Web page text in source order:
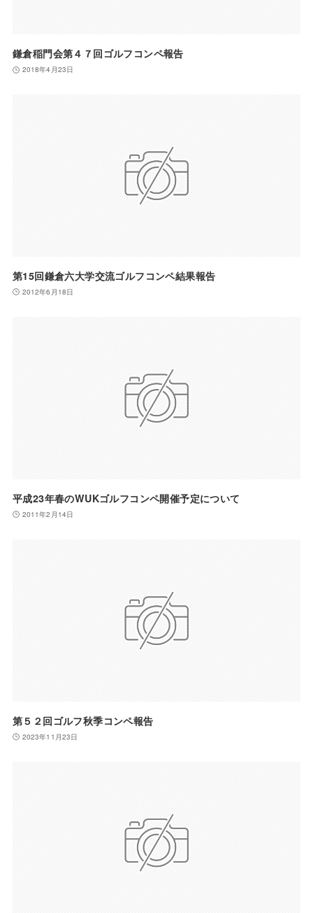
鎌倉稲門会第４７回ゴルフコンペ報告
2018年4月23日
第15回鎌倉六大学交流ゴルフコンペ結果報告
2012年6月18日
平成23年春のWUKゴルフコンペ開催予定について
2011年2月14日
第５２回ゴルフ秋季コンペ報告
2023年11月23日